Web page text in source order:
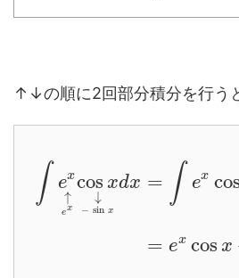
↑↓の順に2回部分積分を行う
∫ ex
↑
ex
cos x
↓
− sin x
dx = ∫ ex cos
= ex cos x